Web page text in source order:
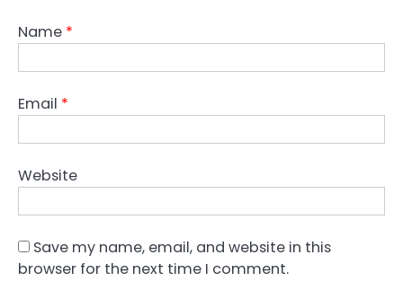
Name *
Email *
Website
Save my name, email, and website in this
browser for the next time I comment.